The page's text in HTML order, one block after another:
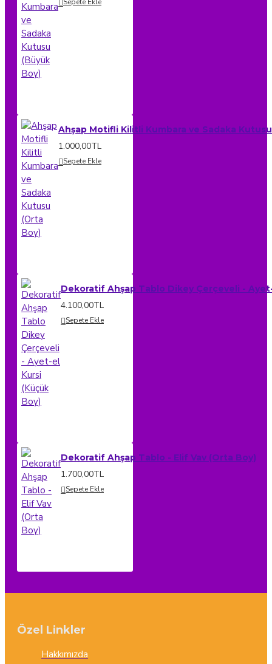
Ahşap Motifli Kilitli Kumbara ve Sadaka
1.000,00TL
Sepete Ekle
Dekoratif Ahşap Tablo Dikey Çerçeveli -
4.100,00TL
Sepete Ekle
Dekoratif Ahşap Tablo - Elif Vav (Orta Boy)
1.700,00TL
Sepete Ekle
Özel Linkler
Hakkımızda